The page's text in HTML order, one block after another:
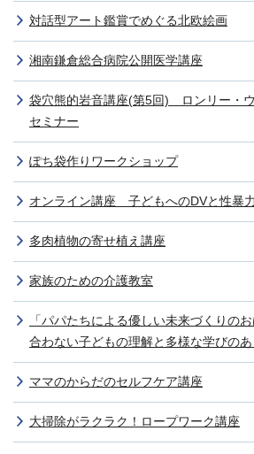
対話型アート鑑賞でめぐる北欧絵画
湘南鎌倉総合病院公開医学講座
袋穴熊的岩音講座(第5回) ロンリー・
セミナー
ぽち袋作りワークショップ
オンライン講座 子どもへのDVと性暴力
多肉植物の寄せ植え講座
家族のための介護教室
「パパたちによる優しい未来づくりの
合わない子どもの理解と多様な学びのあ
ママのからだのセルフケア講座
大掃除がラクラク！ロープワーク講座